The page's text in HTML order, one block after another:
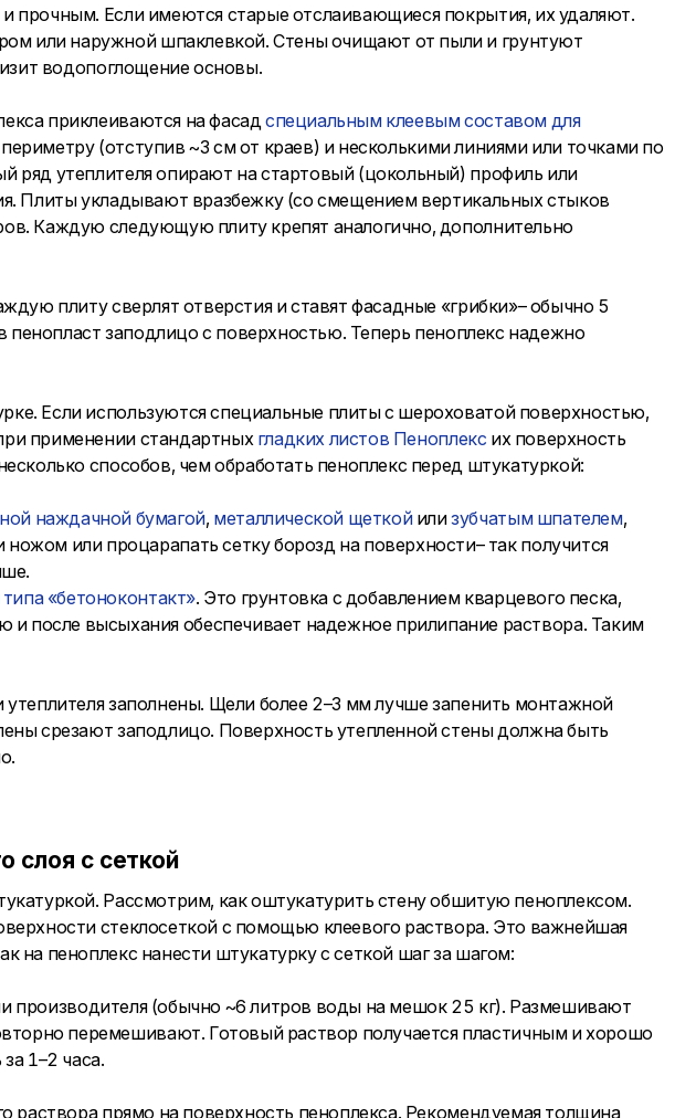
прочным. Если имеются старые отслаивающиеся покрытия, их удаляют.
или наружной шпаклевкой. Стены очищают от пыли и грунтуют
водопоглощение основы.
приклеиваются на фасадспециальным клеевым составом для
(отступив ~3 см от краев) и несколькими линиями или точками по
утеплителя опирают на стартовый (цокольный) профиль или
Плиты укладывают вразбежку (со смещением вертикальных стыков
Каждую следующую плиту крепят аналогично, дополнительно
плиту сверлят отверстия и ставят фасадные «грибки»– обычно 5
заподлицо с поверхностью. Теперь пеноплекс надежно
Если используются специальные плиты с шероховатой поверхностью,
применении стандартных гладких листов Пеноплекс их поверхность
способов, чем обработать пеноплекс перед штукатуркой:
наждачной бумагой, металлической щеткойилизубчатым шпателем,
или процарапать сетку борозд на поверхности– так получится
«бетоноконтакт». Это грунтовка с добавлением кварцевого песка,
после высыхания обеспечивает надежное прилипание раствора. Таким
заполнены. Щели более 2–3 мм лучше запенить монтажной
срезают заподлицо. Поверхность утепленной стены должна быть
слоя с сеткой
Рассмотрим, как оштукатурить стену обшитую пеноплексом.
стеклосеткой с помощью клеевого раствора. Это важнейшая
на пеноплекс нанести штукатурку с сеткой шаг за шагом:
производителя (обычно ~6 литров воды на мешок 25 кг). Размешивают
перемешивают. Готовый раствор получается пластичным и хорошо
1–2 часа.
прямо на поверхность пеноплекса. Рекомендуемая толщина